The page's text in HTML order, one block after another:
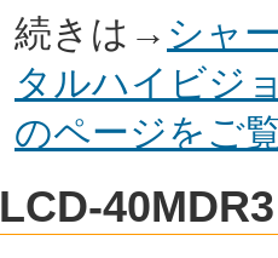
続きは→ シャ
タルハイビジ
のページをご
LCD-40MDR3